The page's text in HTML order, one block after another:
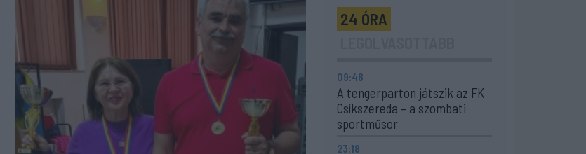
24 ÓRA
09:46
A tengerparton játszik az FK
Csíkszereda – a szombati
sportműsor
23:18